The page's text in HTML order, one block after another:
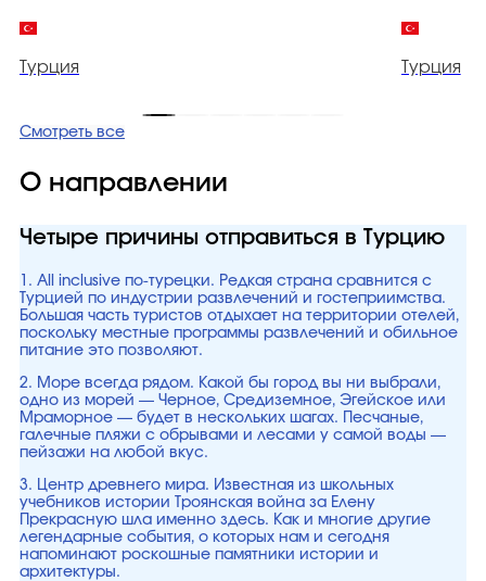
Турция Турция
Смотреть все
О направлении
Четыре причины отправиться в Турцию
1. All inclusive по-турецки. Редкая страна сравнится с
Турцией по индустрии развлечений и гостеприимства.
Большая часть туристов отдыхает на территории отелей,
поскольку местные программы развлечений и обильное
питание это позволяют.
2. Море всегда рядом. Какой бы город вы ни выбрали,
одно из морей — Черное, Средиземное, Эгейское или
Мраморное — будет в нескольких шагах. Песчаные,
галечные пляжи с обрывами и лесами у самой воды —
пейзажи на любой вкус.
3. Центр древнего мира. Известная из школьных
учебников истории Троянская война за Елену
Прекрасную шла именно здесь. Как и многие другие
легендарные события, о которых нам и сегодня
напоминают роскошные памятники истории и
архитектуры.